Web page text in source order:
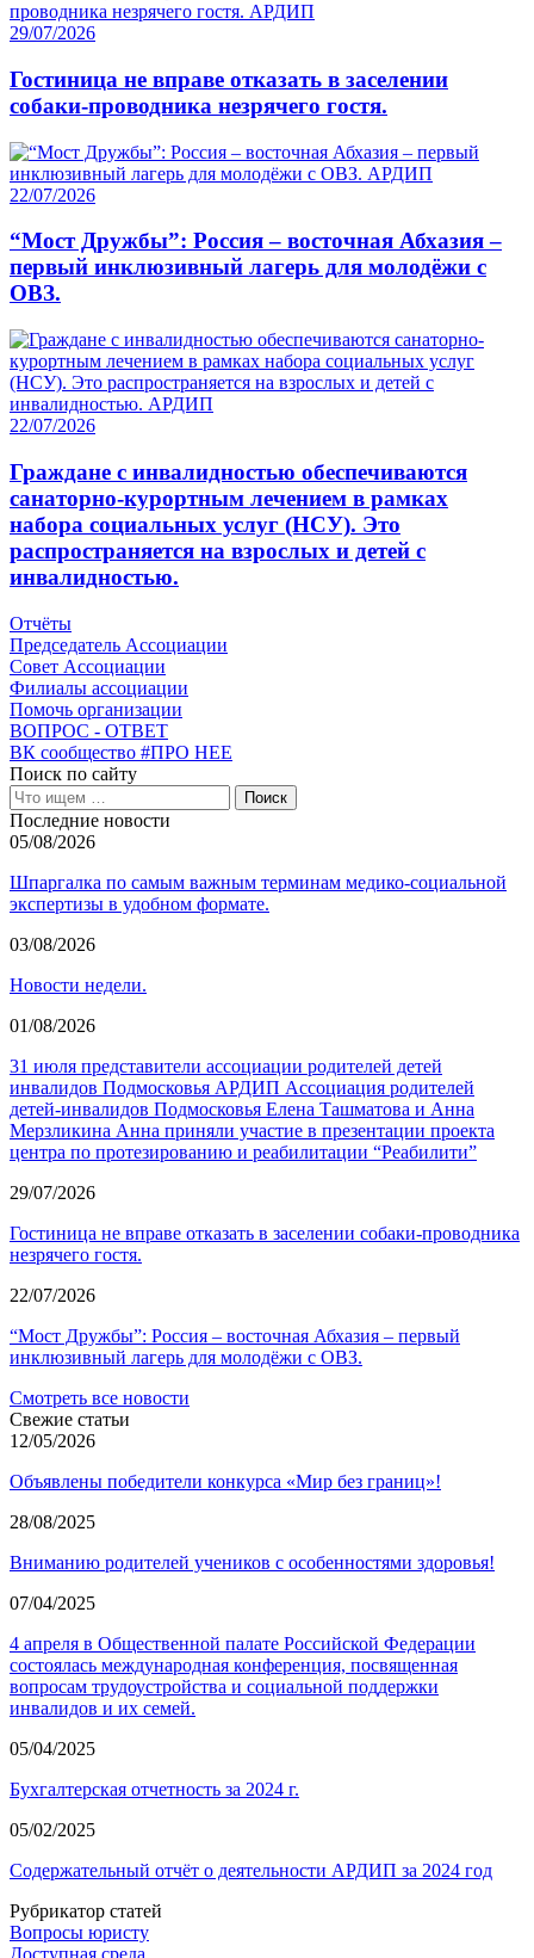
29/07/2026
Гостиница не вправе отказать в заселении
собаки-проводника незрячего гостя.
22/07/2026
“Мост Дружбы”: Россия – восточная Абхазия –
первый инклюзивный лагерь для молодёжи с
ОВЗ.
22/07/2026
Граждане с инвалидностью обеспечиваются
санаторно-курортным лечением в рамках
набора социальных услуг (НСУ). Это
распространяется на взрослых и детей с
инвалидностью.
Отчёты
Председатель Ассоциации
Совет Ассоциации
Филиалы ассоциации
Помочь организации
ВОПРОС - ОТВЕТ
ВК сообщество #ПРО НЕЕ
Поиск по сайту
Последние новости
05/08/2026
Шпаргалка по самым важным терминам медико-социальной
экспертизы в удобном формате.
03/08/2026
Новости недели.
01/08/2026
31 июля представители ассоциации родителей детей
инвалидов Подмосковья АРДИП Ассоциация родителей
детей-инвалидов Подмосковья Елена Ташматова и Анна
Мерзликина Анна приняли участие в презентации проекта
центра по протезированию и реабилитации “Реабилити”
29/07/2026
Гостиница не вправе отказать в заселении собаки-проводника
незрячего гостя.
22/07/2026
“Мост Дружбы”: Россия – восточная Абхазия – первый
инклюзивный лагерь для молодёжи с ОВЗ.
Смотреть все новости
Свежие статьи
12/05/2026
Объявлены победители конкурса «Мир без границ»!
28/08/2025
Вниманию родителей учеников с особенностями здоровья!
07/04/2025
4 апреля в Общественной палате Российской Федерации
состоялась международная конференция, посвященная
вопросам трудоустройства и социальной поддержки
инвалидов и их семей.
05/04/2025
Бухгалтерская отчетность за 2024 г.
05/02/2025
Содержательный отчёт о деятельности АРДИП за 2024 год
Рубрикатор статей
Вопросы юристу
Доступная среда